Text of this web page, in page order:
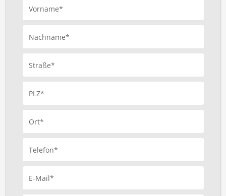
Vorname*
Nachname*
Straße*
PLZ*
Ort*
Telefon*
E-Mail*